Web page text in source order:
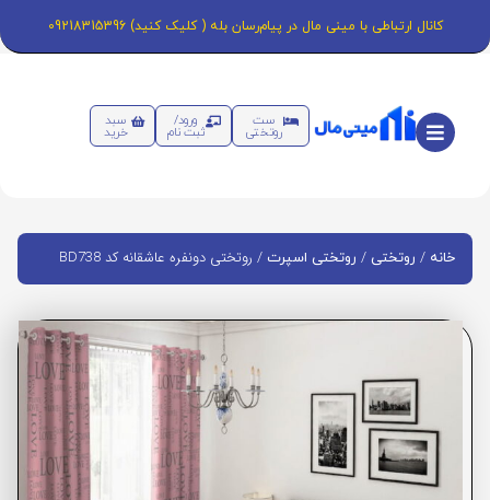
کانال ارتباطی با مینی مال در پیام‌رسان بله ( کلیک کنید) 09218315396
ست
روتختی
ورود/
ثبت نام
سبد
خرید
خانه / روتختی / روتختی اسپرت / روتختی دونفره عاشقانه کد BD738